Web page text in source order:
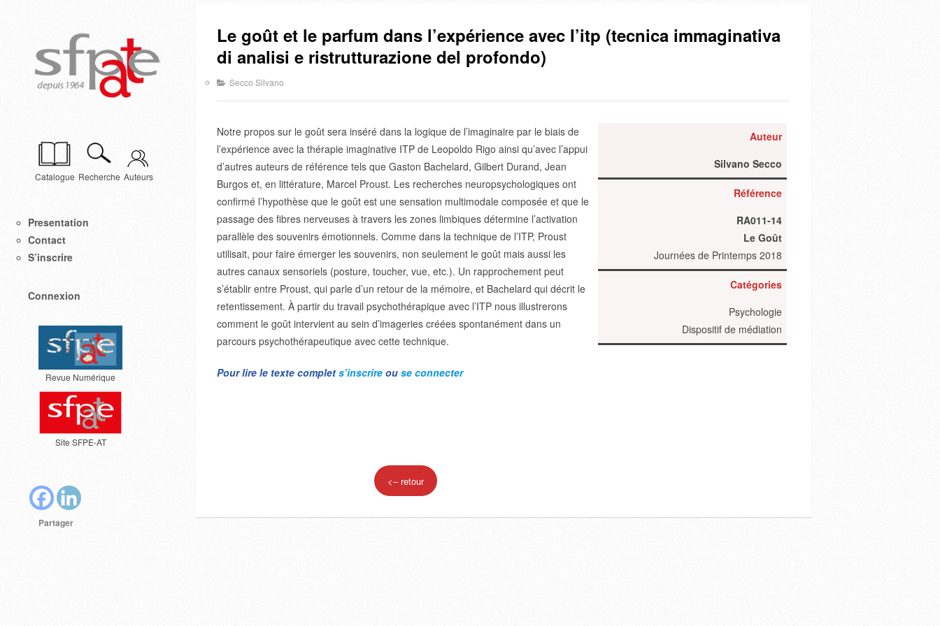
Catalogue Recherche Auteurs
Presentation
Contact
S’inscrire
Connexion
Revue Numérique
Site SFPE-AT
Partager
Le goût et le parfum dans l’expérience avec l’itp (tecnica immaginativa
di analisi e ristrutturazione del profondo)
Secco Silvano
Notre propos sur le goût sera inséré dans la logique de l’imaginaire par le biais de
l’expérience avec la thérapie imaginative ITP de Leopoldo Rigo ainsi qu’avec l’appui
d’autres auteurs de référence tels que Gaston Bachelard, Gilbert Durand, Jean
Burgos et, en littérature, Marcel Proust. Les recherches neuropsychologiques ont
confirmé l’hypothèse que le goût est une sensation multimodale composée et que le
passage des fibres nerveuses à travers les zones limbiques détermine l’activation
parallèle des souvenirs émotionnels. Comme dans la technique de l’ITP, Proust
utilisait, pour faire émerger les souvenirs, non seulement le goût mais aussi les
autres canaux sensoriels (posture, toucher, vue, etc.). Un rapprochement peut
s’établir entre Proust, qui parle d’un retour de la mémoire, et Bachelard qui décrit le
retentissement. À partir du travail psychothérapique avec l’ITP nous illustrerons
comment le goût intervient au sein d’imageries créées spontanément dans un
parcours psychothérapeutique avec cette technique.
Pour lire le texte complet s’inscrire ou se connecter
<– retour
Auteur
Silvano Secco
Référence
RA011-14
Le Goût
Journées de Printemps 2018
Catégories
Psychologie
Dispositif de médiation